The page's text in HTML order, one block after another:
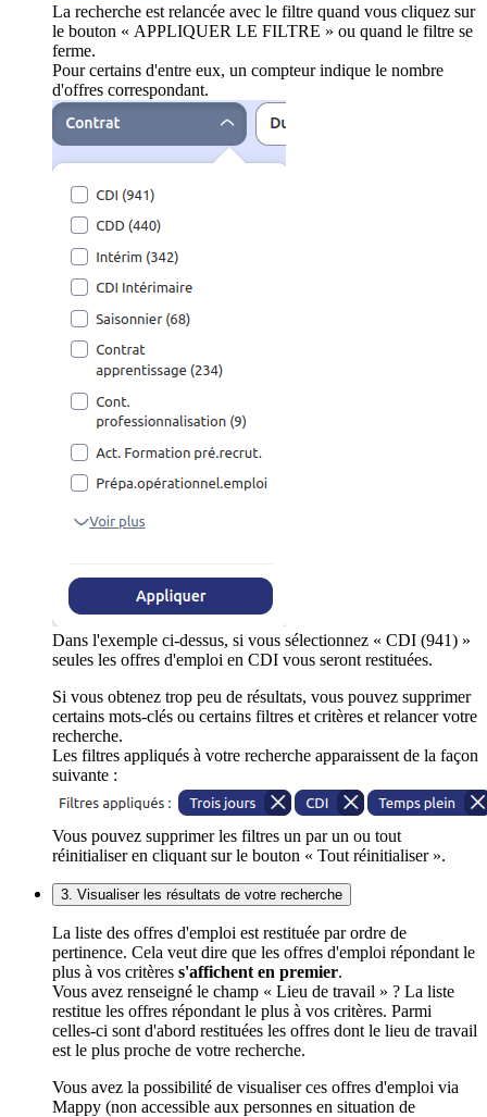
La recherche est relancée avec le filtre quand vous cliquez sur
le bouton « APPLIQUER LE FILTRE » ou quand le filtre se
ferme.
Pour certains d'entre eux, un compteur indique le nombre
d'offres correspondant.
Dans l'exemple ci-dessus, si vous sélectionnez « CDI (941) »
seules les offres d'emploi en CDI vous seront restituées.
Si vous obtenez trop peu de résultats, vous pouvez supprimer
certains mots-clés ou certains filtres et critères et relancer votre
recherche.
Les filtres appliqués à votre recherche apparaissent de la façon
suivante :
Vous pouvez supprimer les filtres un par un ou tout
réinitialiser en cliquant sur le bouton « Tout réinitialiser ».
3. Visualiser les résultats de votre recherche
La liste des offres d'emploi est restituée par ordre de
pertinence. Cela veut dire que les offres d'emploi répondant le
plus à vos critères s'affichent en premier.
Vous avez renseigné le champ « Lieu de travail » ? La liste
restitue les offres répondant le plus à vos critères. Parmi
celles-ci sont d'abord restituées les offres dont le lieu de travail
est le plus proche de votre recherche.
Vous avez la possibilité de visualiser ces offres d'emploi via
Mappy (non accessible aux personnes en situation de